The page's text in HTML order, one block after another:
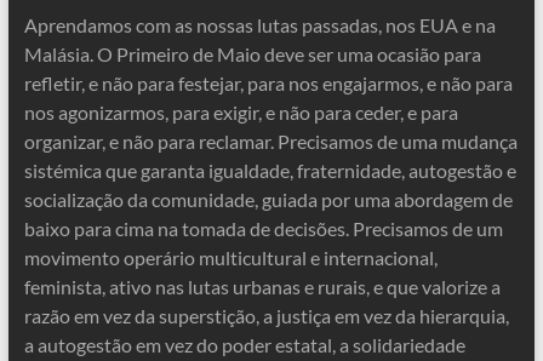
Aprendamos com as nossas lutas passadas, nos EUA e na
Malásia. O Primeiro de Maio deve ser uma ocasião para
refletir, e não para festejar, para nos engajarmos, e não para
nos agonizarmos, para exigir, e não para ceder, e para
organizar, e não para reclamar. Precisamos de uma mudança
sistémica que garanta igualdade, fraternidade, autogestão e
socialização da comunidade, guiada por uma abordagem de
baixo para cima na tomada de decisões. Precisamos de um
movimento operário multicultural e internacional,
feminista, ativo nas lutas urbanas e rurais, e que valorize a
razão em vez da superstição, a justiça em vez da hierarquia,
a autogestão em vez do poder estatal, a solidariedade